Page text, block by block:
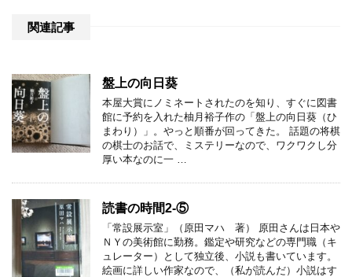
関連記事
盤上の向日葵
本屋大賞にノミネートされたのを知り、すぐに図書
館に予約を入れた柚月裕子作の「盤上の向日葵（ひ
まわり）」。やっと順番が回ってきた。 話題の将棋
の棋士のお話で、ミステリーなので、ワクワクし分
厚い本なのに一 …
読書の時間2-⑤
「常設展示室」（原田マハ 著） 原田さんは日本や
ＮＹの美術館に勤務。鑑定や研究などの専門職（キ
ュレーター）として独立後、小説も書いています。
絵画に詳しい作家なので、（私が読んだ）小説はす